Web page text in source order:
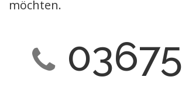
möchten.
03675